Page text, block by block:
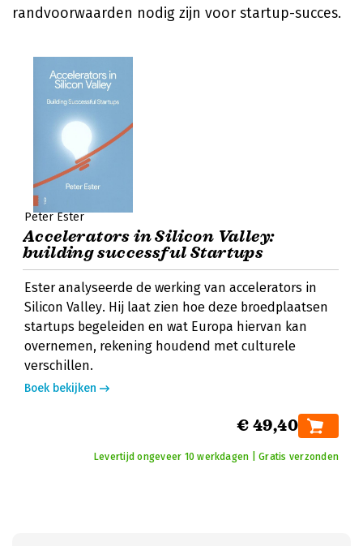
randvoorwaarden nodig zijn voor startup-succes.
Peter Ester
Accelerators in Silicon Valley:
building successful Startups
Ester analyseerde de werking van accelerators in
Silicon Valley. Hij laat zien hoe deze broedplaatsen
startups begeleiden en wat Europa hiervan kan
overnemen, rekening houdend met culturele
verschillen.
Boek bekijken
€ 49,40
Levertijd ongeveer 10 werkdagen | Gratis verzonden